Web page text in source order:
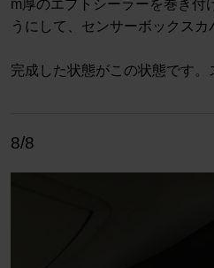
m厚のエプトシーラーを巻き付
うにして、センサーボックスカ
完成した状態がこの状態です。
8/8